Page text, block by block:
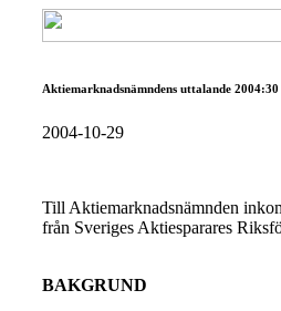
Aktiemarknadsnämndens uttalande 2004:30
2004-10-29
Till Aktiemarknadsnämnden
från Sveriges Aktiesparares
BAKGRUND